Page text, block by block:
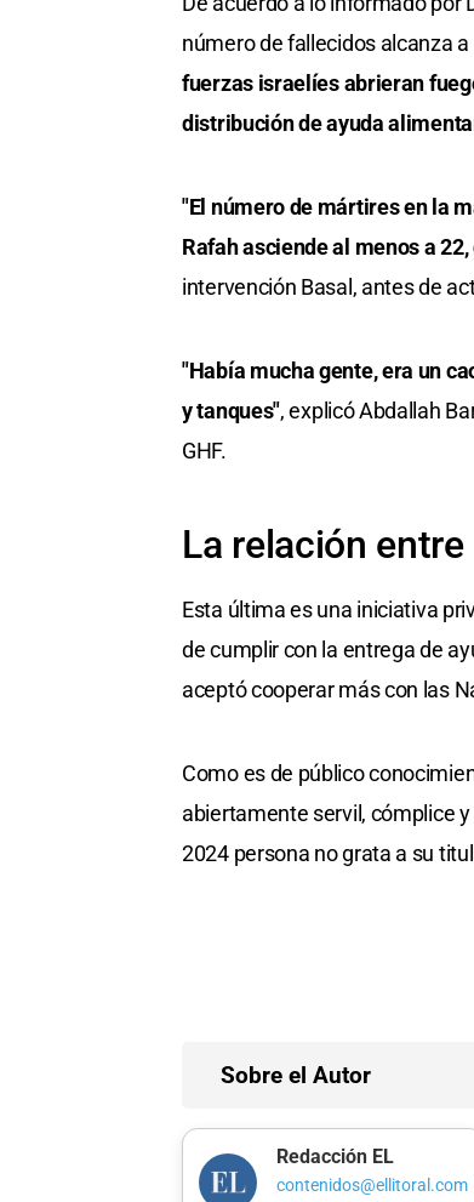
número de fallecidos alcanza
fuerzas israelíes abrieran
distribución de ayuda
"El número de mártires en la
Rafah asciende al menos a
intervención Basal, antes de
"Había mucha gente, era un
y tanques", explicó Abdallah
GHF.
La relación
Esta última es una iniciativa
de cumplir con la entrega de
aceptó cooperar más con las
Como es de público
abiertamente servil, cómplice
2024 persona no grata a su
Sobre el Autor
Redacción EL
contenidos@ellitoral.com